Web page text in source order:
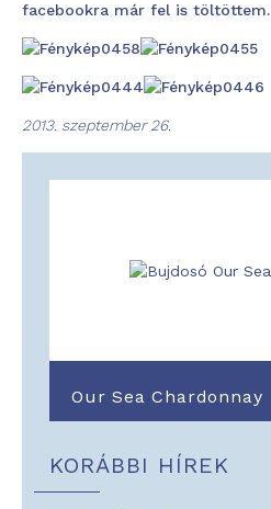
facebookra már fel is töltöttem.
2013. szeptember 26.
Our Sea Chardonnay
KORÁBBI HÍREK